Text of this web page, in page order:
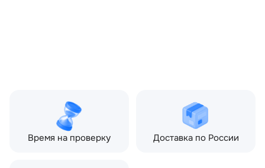
Время на проверку Доставка по России